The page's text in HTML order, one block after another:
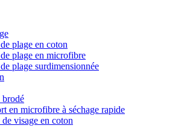
plage en coton
plage en microfibre
plage surdimensionnée
brodé
en microfibre à séchage rapide
de visage en coton